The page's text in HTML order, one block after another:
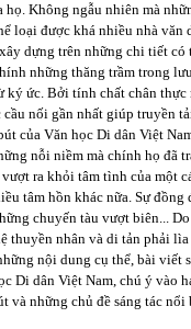
họ. Không ngẫu nhiên mà
loại được khá nhiều nhà văn
dựng trên những chi tiết có
những thăng trầm trong
ký ức. Bởi tính chất chân thực
cầu nối gần nhất giúp truyền
của Văn học Di dân Việt
nỗi niềm mà chính họ đã
ra khỏi tâm tình của một
tâm hồn khác nữa. Sự
chuyến tàu vượt biên...
thuyền nhân và di tản phải
nội dung cụ thể, bài viết
Di dân Việt Nam, chú ý vào
và những chủ đề sáng tác nổi